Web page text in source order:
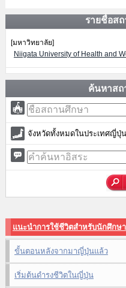
รายชื่อส
[มหาวิทยาลัย]
Niigata University of Health and
ค้นหาสถ
จังหวัดทั้งหมดในประเทศญี่ปุ่น
แนะนำการใช้ชีวิตสำหรับนักศึกษ
ขั้นตอนหลังจากมาญี่ปุ่นแล้ว
เริ่มต้นดำรงชีวิตในญี่ปุ่น